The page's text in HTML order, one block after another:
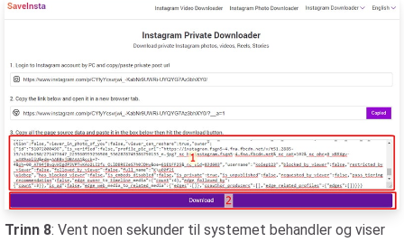
Trinn 8: Vent noen sekunder til systemet behandler og viser